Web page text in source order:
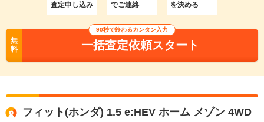
査定申し込み
でご連絡
を決める
無
料
90秒で終わるカンタン入力
一括査定依頼スタート
フィット(ホンダ) 1.5 e:HEV ホーム メゾン 4WD